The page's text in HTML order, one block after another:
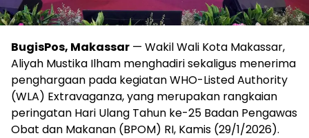
BugisPos, Makassar — Wakil Wali Kota Makassar,
Aliyah Mustika Ilham menghadiri sekaligus menerima
penghargaan pada kegiatan WHO-Listed Authority
(WLA) Extravaganza, yang merupakan rangkaian
peringatan Hari Ulang Tahun ke-25 Badan Pengawas
Obat dan Makanan (BPOM) RI, Kamis (29/1/2026).